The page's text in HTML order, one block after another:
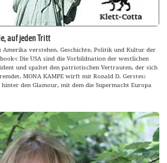
auf jeden Tritt
Amerika verstehen. Geschichte, Politik und Kultur der
Die USA sind die Vorbildnation der westlichen
und spaltet den patriotischen Vertrauten, der sich
MONA KAMPE wirft mit Ronald D. Gerstes:
hinter den Glamour, mit dem die Supermacht Europa